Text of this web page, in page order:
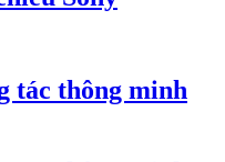
tác thông minh